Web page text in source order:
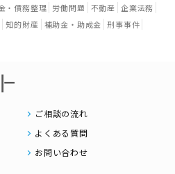
・債務整理 労働問題 不動産 企業法務
知的財産 補助金・助成金 刑事事件
ご相談の流れ
よくある質問
お問い合わせ